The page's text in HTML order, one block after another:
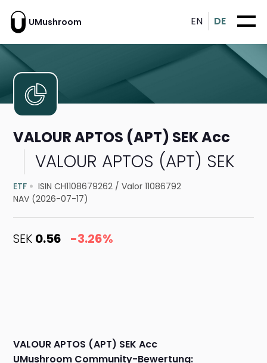
UMushroom EN DE
VALOUR APTOS (APT) SEK Acc
VALOUR APTOS (APT) SEK
ETF ISIN CH1108679262 /Valor 11086792
NAV (2026-07-17)
SEK 0.56 -3.26%
VALOUR APTOS (APT) SEK Acc
UMushroom Community-Bewertung: